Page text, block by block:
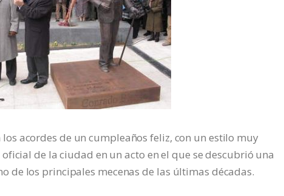
acordes de un cumpleaños feliz, con un estilo muy
de la ciudad en un acto en el que se descubrió una
de los principales mecenas de las últimas décadas.